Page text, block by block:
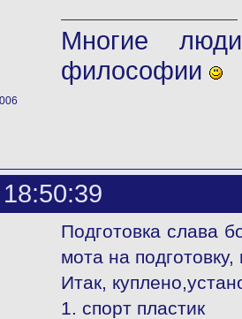
Многие
философии
Подготовка слава
мота на
Итак,
1. спорт пластик